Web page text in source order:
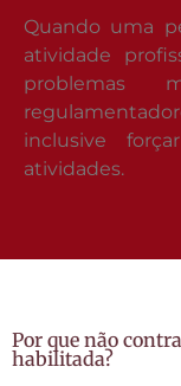
Quando uma
atividade
problemas
inclusive
atividades.
Por que não
habilitada?